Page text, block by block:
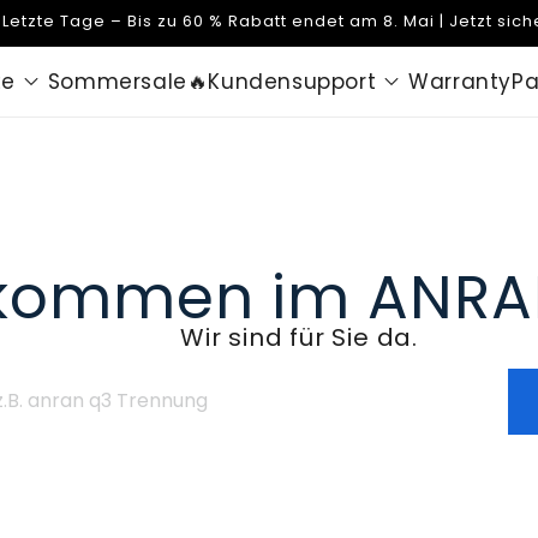
Tage – Bis zu 60 % Rabatt endet am 8. Mai | Jetzt
Sommersale🔥Kundensupport Warranty
im
Wir sind für Sie da.